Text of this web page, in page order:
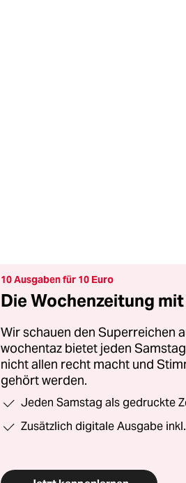
10 Ausgaben für 10 Euro
Die Wochenzeitung
Wir schauen den Superreichen
wochentaz bietet jeden
nicht allen recht macht und
gehört werden.
Jeden Samstag als gedruckte
Zusätzlich digitale Ausgabe